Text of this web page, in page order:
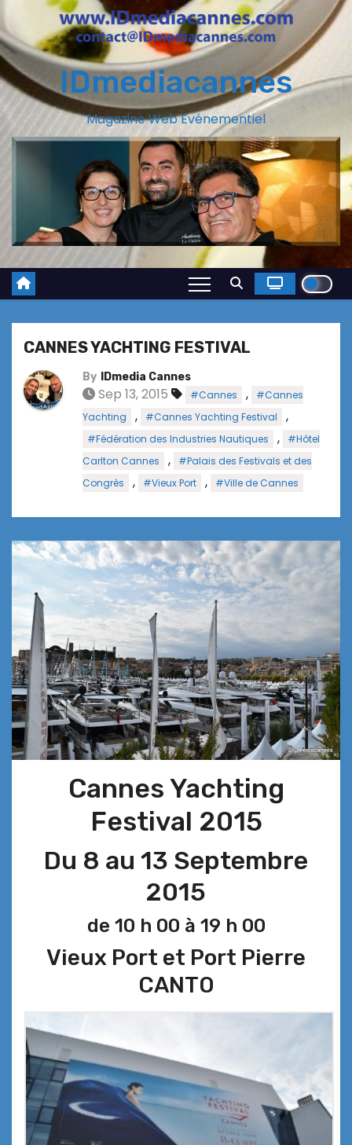
IDmediacannes
Magazine Web Evénementiel
CANNES YACHTING FESTIVAL
By IDmedia Cannes
Sep 13, 2015 #Cannes ,
#Cannes
Yachting
, #Cannes Yachting Festival ,
#Fédération des Industries Nautiques ,
#Hôtel
Carlton Cannes
,
#Palais des Festivals et des
Congrès
, #Vieux Port , #Ville de Cannes
Cannes Yachting
Festival 2015
Du 8 au 13 Septembre
2015
de 10 h 00 à 19 h 00
Vieux Port et Port Pierre
CANTO